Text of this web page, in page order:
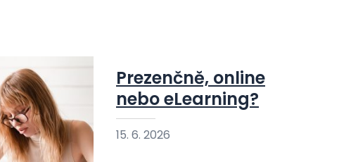
Prezenčně, online
nebo eLearning?
15. 6. 2026